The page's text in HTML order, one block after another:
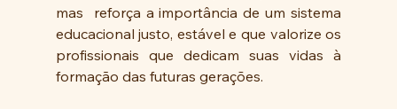
mas  reforça a importância de um sistema
educacional justo, estável e que valorize os
profissionais que dedicam suas vidas à
formação das futuras gerações.